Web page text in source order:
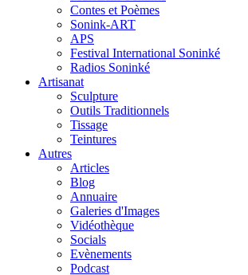
Contes et Poèmes
Sonink-ART
APS
Festival International Soninké
Radios Soninké
Artisanat
Sculpture
Outils Traditionnels
Tissage
Teintures
Autres
Articles
Blog
Annuaire
Galeries d'Images
Vidéothèque
Socials
Evènements
Podcast